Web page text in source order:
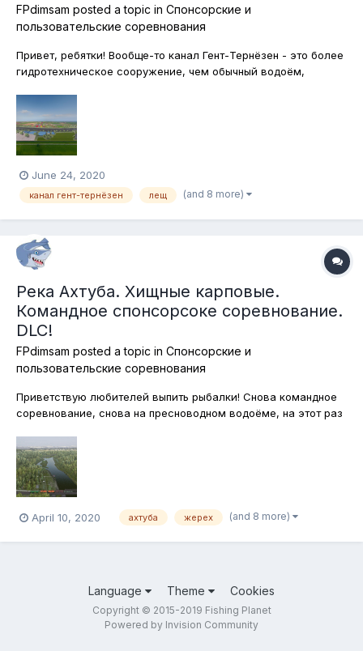
FPdimsam posted a topic in Спонсорские и
пользовательские соревнования
Привет, ребятки! Вообще-то канал Гент-Тернёзен - это более
гидротехническое сооружение, чем обычный водоём,
голландский порт Тернёзен с бельгийским городом Гент. Но
уникальность его в том, что здесь морская вода
смешивается с пресной и рыба, котор...
June 24, 2020
канал гент-тернёзен лещ (and 8 more)
Река Ахтуба. Хищные карповые.
Командное спонсорсоке соревнование.
DLC!
FPdimsam posted a topic in Спонсорские и
пользовательские соревнования
Приветствую любителей выпить рыбалки! Снова командное
соревнование, снова на пресноводном водоёме, на этот раз
охотиться на хищных карповых рыб - жереха, голавля и язя.
Ловить этих красавцев мы опять таки будем исключительно
на спиннингов...
April 10, 2020 ахтуба жерех (and 8 more)
Language Theme Cookies
Copyright © 2015-2019 Fishing Planet
Powered by Invision Community